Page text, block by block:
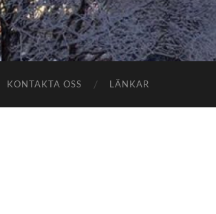
KONTAKTA OSS LÄNKAR